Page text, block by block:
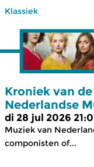
Klassiek
Kroniek van de
Nederlandse
di 28 jul 2026
Muziek van
componisten of...